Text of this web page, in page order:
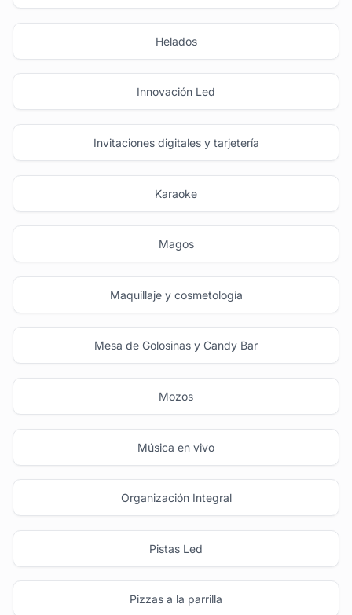
Helados
Innovación Led
Invitaciones digitales y tarjetería
Karaoke
Magos
Maquillaje y cosmetología
Mesa de Golosinas y Candy Bar
Mozos
Música en vivo
Organización Integral
Pistas Led
Pizzas a la parrilla